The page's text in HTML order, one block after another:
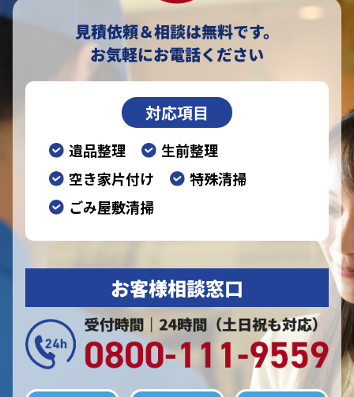
見積依頼＆相談は無料です。
お気軽にお電話ください
対応項目
遺品整理
生前整理
空き家片付け
特殊清掃
ごみ屋敷清掃
お客様相談窓口